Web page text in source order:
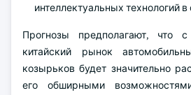
интеллектуальных технологий
Прогнозы предполагают, что
китайский рынок
козырьков будет значительно
его обширными